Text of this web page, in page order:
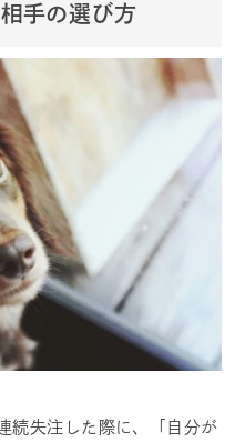
手の選び方
続失注した際に、「自分が